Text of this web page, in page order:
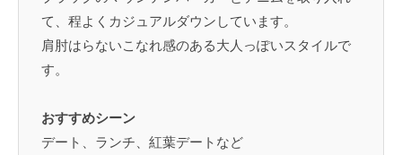
て、程よくカジュアルダウンしています。
肩肘はらないこなれ感のある大人っぽいスタイルで
す。
おすすめシーン
デート、ランチ、紅葉デートなど